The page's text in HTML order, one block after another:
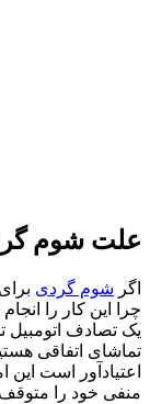
علت شوم
اگر شوم گردی
چرا این کار را
یک تصادف اتومبیل
تماشای اتفاقی
اعتیادآور است این
منفی خود را متوقف